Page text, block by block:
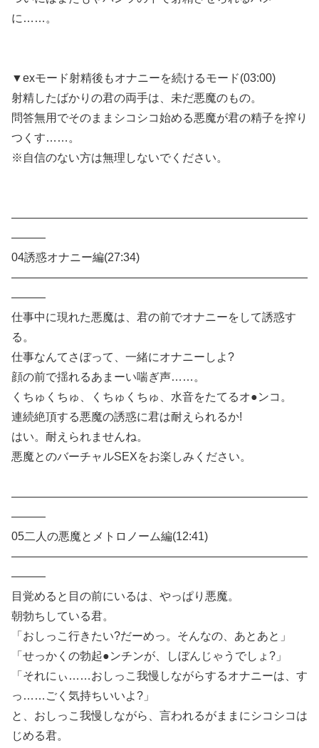
に……。
▼exモード射精後もオナニーを続けるモード(03:00)
射精したばかりの君の両手は、未だ悪魔のもの。
問答無用でそのままシコシコ始める悪魔が君の精子を搾り
つくす……。
※自信のない方は無理しないでください。
——————————————————————————
———
04誘惑オナニー編(27:34)
——————————————————————————
———
仕事中に現れた悪魔は、君の前でオナニーをして誘惑す
る。
仕事なんてさぼって、一緒にオナニーしよ?
顔の前で揺れるあまーい喘ぎ声……。
くちゅくちゅ、くちゅくちゅ、水音をたてるオ●ンコ。
連続絶頂する悪魔の誘惑に君は耐えられるか!
はい。耐えられませんね。
悪魔とのバーチャルSEXをお楽しみください。
——————————————————————————
———
05二人の悪魔とメトロノーム編(12:41)
——————————————————————————
———
目覚めると目の前にいるは、やっぱり悪魔。
朝勃ちしている君。
「おしっこ行きたい?だーめっ。そんなの、あとあと」
「せっかくの勃起●ンチンが、しぼんじゃうでしょ?」
「それにぃ……おしっこ我慢しながらするオナニーは、す
っ……ごく気持ちいいよ?」
と、おしっこ我慢しながら、言われるがままにシコシコは
じめる君。